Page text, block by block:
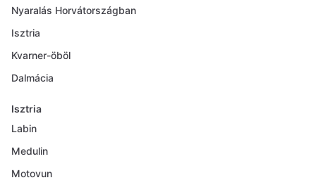
Nyaralás Horvátországban
Isztria
Kvarner-öböl
Dalmácia
Isztria
Labin
Medulin
Motovun